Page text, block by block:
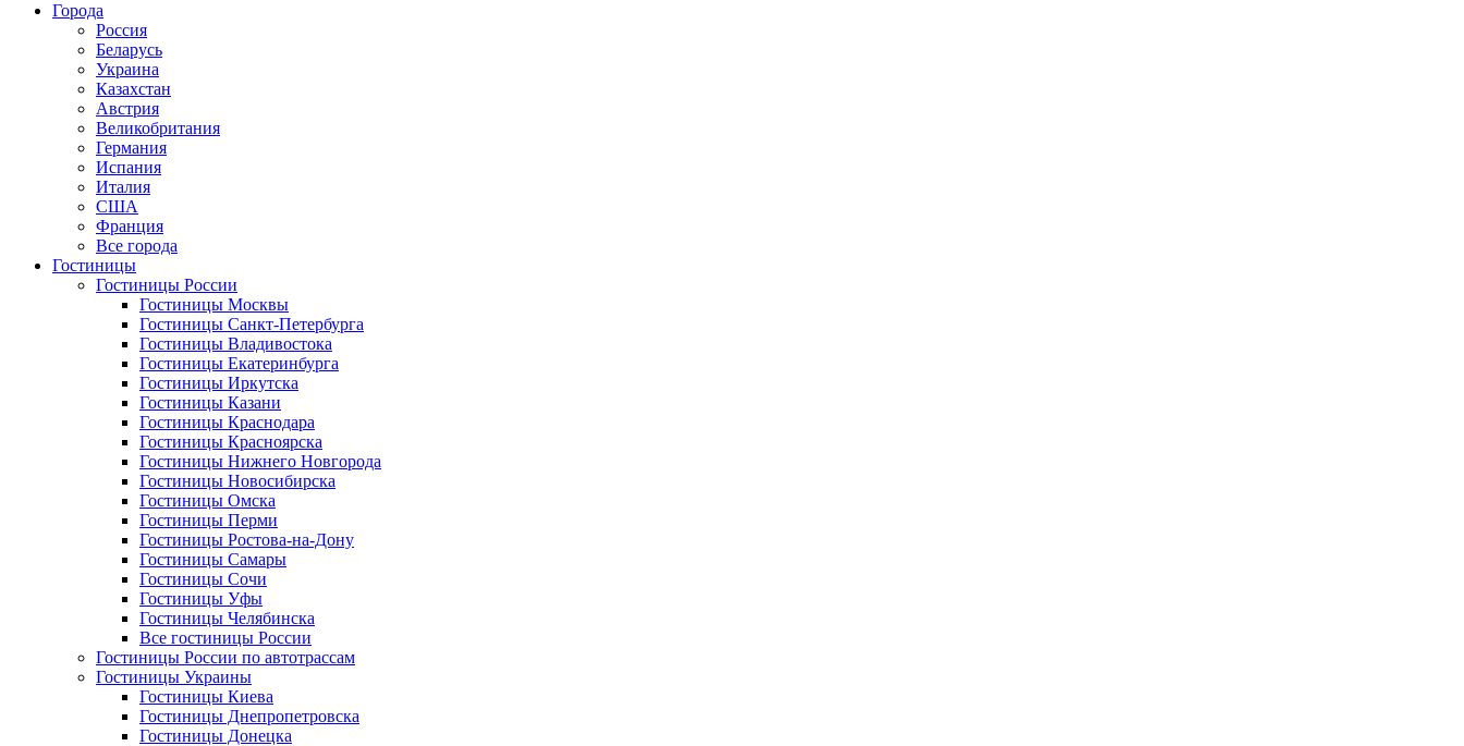
Города
Россия
Беларусь
Украина
Казахстан
Австрия
Великобритания
Германия
Испания
Италия
США
Франция
Все города
Гостиницы
Гостиницы России
Гостиницы Mосквы
Гостиницы Санкт-Петербурга
Гостиницы Владивостока
Гостиницы Екатеринбурга
Гостиницы Иркутска
Гостиницы Казани
Гостиницы Краснодара
Гостиницы Красноярска
Гостиницы Нижнего Новгорода
Гостиницы Новосибирска
Гостиницы Омска
Гостиницы Перми
Гостиницы Ростова-на-Дону
Гостиницы Самары
Гостиницы Сочи
Гостиницы Уфы
Гостиницы Челябинска
Все гостиницы России
Гостиницы России по автотрассам
Гостиницы Украины
Гостиницы Киева
Гостиницы Днепропетровска
Гостиницы Донецка